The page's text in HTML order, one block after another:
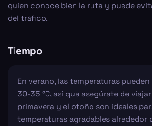
quien conoce bien la ruta y puede
del tráfico.
Tiempo
En verano, las temperaturas pueden
30-35 °C, así que asegúrate de
primavera y el otoño son ideales
temperaturas agradables alrededor